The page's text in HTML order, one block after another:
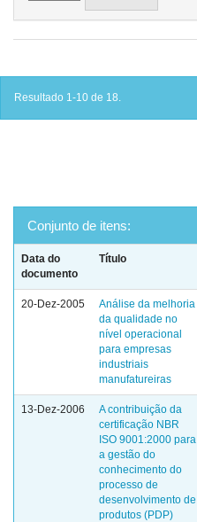
Resultado 1-10 de 18.
Conjunto de itens:
Data do
documento
Título
20-Dez-2005
Análise da melhoria
da qualidade no
nível operacional
para empresas
industriais
manufatureiras
13-Dez-2006
A contribuição da
certificação NBR
ISO 9001:2000 para
a gestão do
conhecimento do
processo de
desenvolvimento de
produtos (PDP)